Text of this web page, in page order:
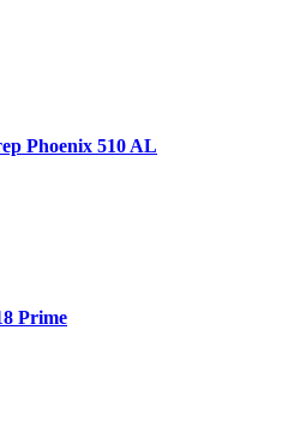
Phoenix 510 AL
Prime